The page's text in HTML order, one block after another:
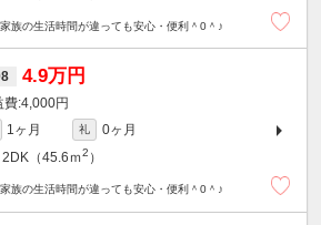
族の生活時間が違っても安心・便利＾0＾♪
4.9万円
4,000円
1ヶ月 礼
0ヶ月
2DK（45.6ｍ2 ）
族の生活時間が違っても安心・便利＾0＾♪